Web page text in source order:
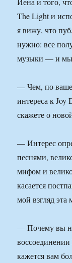
The Light и
я вижу, что
нужно: все
музыки — и
— Чем, по
интереса к
скажете о
— Интерес
песнями,
мифом и
касается
мой взгляд эта
— Почему вы не
кажется вам